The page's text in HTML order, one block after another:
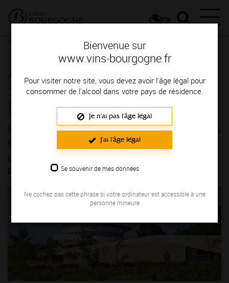
Bienvenue sur
www.vins-bourgogne.fr
Pour visiter notre site, vous devez avoir l'âge légal pour
consommer de l'alcool dans votre pays de résidence.
Je n'ai pas l'âge légal
J'ai l'âge légal
Se souvenir de mes données
Ne cochez pas cette phrase si votre ordinateur est accessible à une
personne mineure
FR
Dernières nouvelles Dernières nouvelles détail
Actualités - Vignobles en Scène
: vous avez rendez-vous en
Bourgogne !
Vignobles en Scène : vous avez rendez-vous
participer au week-end Vignobles en Scène.